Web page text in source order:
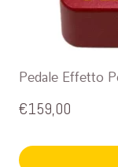
Pedale Effetto
€159,00